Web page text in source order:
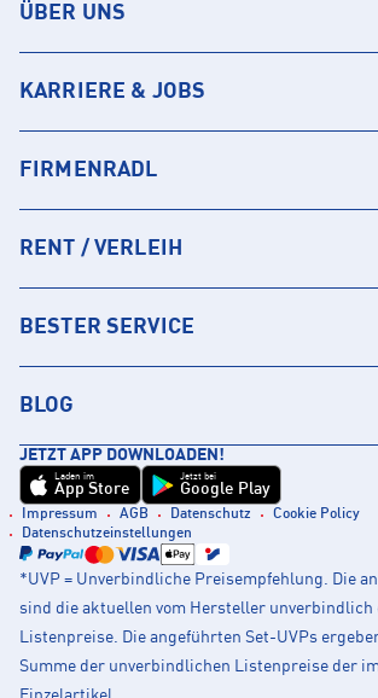
ÜBER UNS
KARRIERE & JOBS
FIRMENRADL
RENT / VERLEIH
BESTER SERVICE
BLOG
JETZT APP DOWNLOADEN!
Laden im
App Store
Jetzt bei
Google Play
Impressum AGB Datenschutz
Cookie Policy
Datenschutzeinstellungen
*UVP = Unverbindliche Preisempfehlung. Die
sind die aktuellen vom Hersteller unverbindlich
Listenpreise. Die angeführten Set-UVPs
Summe der unverbindlichen Listenpreise der